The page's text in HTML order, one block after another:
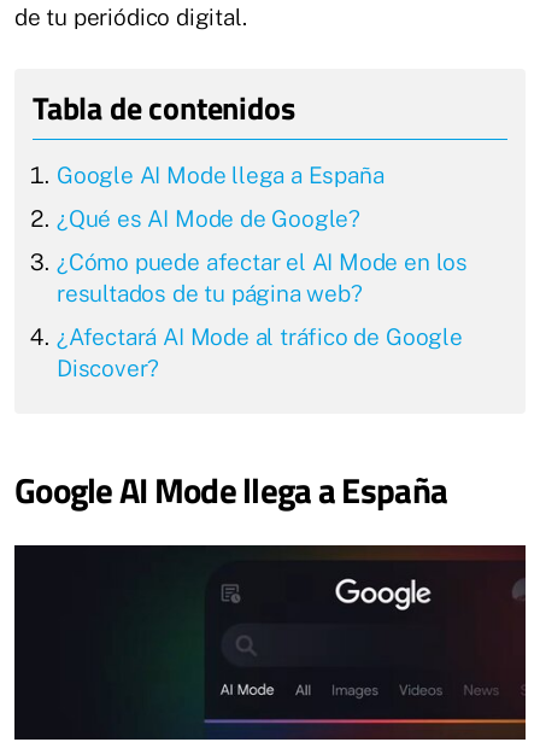
de tu periódico digital.
Google AI Mode llega a España
¿Qué es AI Mode de Google?
¿Cómo puede afectar el AI Mode en los
resultados de tu página web?
¿Afectará AI Mode al tráfico de Google
Discover?
Google AI Mode llega a España